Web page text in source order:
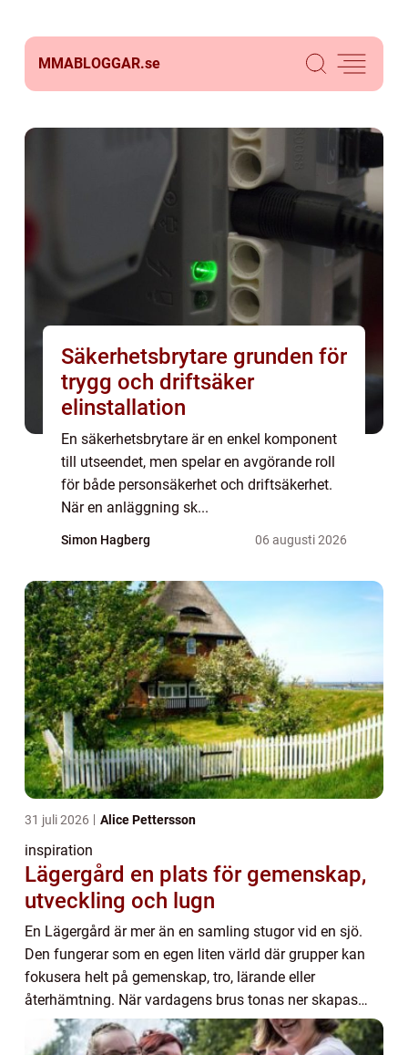
MMABLOGGAR.se
Säkerhetsbrytare grunden för
trygg och driftsäker
elinstallation
En säkerhetsbrytare är en enkel komponent
till utseendet, men spelar en avgörande roll
för både personsäkerhet och driftsäkerhet.
När en anläggning sk...
Simon Hagberg 06 augusti 2026
31 juli 2026 Alice Pettersson
inspiration
Lägergård en plats för gemenskap,
utveckling och lugn
En Lägergård är mer än en samling stugor vid en sjö.
Den fungerar som en egen liten värld där grupper kan
fokusera helt på gemenskap, tro, lärande eller
återhämtning. När vardagens brus tonas ner skapas
utrymme för samtal, skratt och stillhet som ann...